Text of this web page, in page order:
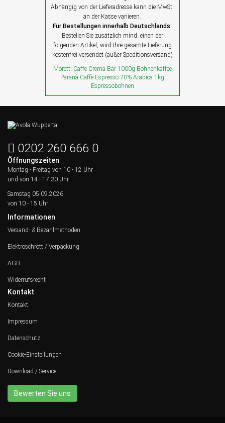
Abhängig von der Lieferadresse kann die MwSt.
an der Kasse variieren.
Für Bestellungen innerhalb Deutschlands:
Bestellen Sie zusätzlich mind. einen der
folgenden Artikel, wird Ihre gesamte Lieferung
kostenfrei versendet (außer Speditionsversand)
Moretti Caffe Crema Bar 1000g Bohnenkaffee
Paranà Caffè Espresso 70% Arabica 1kg
Espressobohnen
0202 260 666 0
Öffnungszeiten
Montag - Freitag von 10 - 12 Uhr
und von 14 - 17:30 Uhr
Samstag 05.09.2026
von 10 - 15 Uhr
Informationen
Versand- & Bezahlmethoden
Elektroschrott / Verpackung
AGB
Widerrufsrecht
Kontakt
Kontakt
Impressum
Datenschutz
Cookie-Einstellungen
Download / Service
Bewerten Sie uns